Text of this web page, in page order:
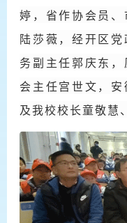
婷，省作协会员
陆莎薇，经开区
务副主任郭庆东
会主任宫世文，
及我校校长童敬慧、